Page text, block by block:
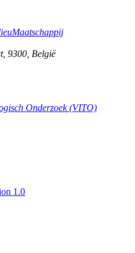
, 9300 België
Onderzoek (VITO)
1.0